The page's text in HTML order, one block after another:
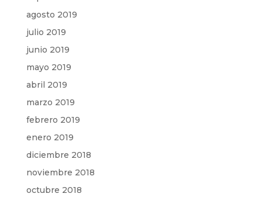
agosto 2019
julio 2019
junio 2019
mayo 2019
abril 2019
marzo 2019
febrero 2019
enero 2019
diciembre 2018
noviembre 2018
octubre 2018